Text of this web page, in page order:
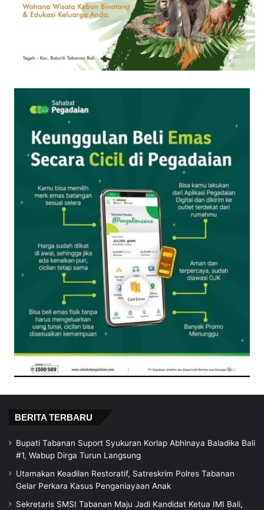
BERITA TERBARU
Bupati Tabanan Suport Syukuran Korlap Abhinaya Baladika Bali
#1, Wabup Dirga Turun Langsung
Utamakan Keadilan Restoratif, Satreskrim Polres Tabanan
Gelar Perkara Kasus Penganiayaan Anak
Sekretaris SMSI Tabanan Maju Jadi Kandidat Ketua IMI Bali,